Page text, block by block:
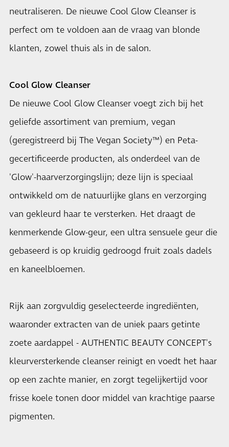
neutraliseren. De nieuwe Cool Glow Cleanser is
perfect om te voldoen aan de vraag van blonde
klanten, zowel thuis als in de salon.
Cool Glow Cleanser
De nieuwe Cool Glow Cleanser voegt zich bij het
geliefde assortiment van premium, vegan
(geregistreerd bij The Vegan Society™) en Peta-
gecertificeerde producten, als onderdeel van de
'Glow'-haarverzorgingslijn; deze lijn is speciaal
ontwikkeld om de natuurlijke glans en verzorging
van gekleurd haar te versterken. Het draagt de
kenmerkende Glow-geur, een ultra sensuele geur die
gebaseerd is op kruidig gedroogd fruit zoals dadels
en kaneelbloemen.
Rijk aan zorgvuldig geselecteerde ingrediënten,
waaronder extracten van de uniek paars getinte
zoete aardappel - AUTHENTIC BEAUTY CONCEPT's
kleurversterkende cleanser reinigt en voedt het haar
op een zachte manier, en zorgt tegelijkertijd voor
frisse koele tonen door middel van krachtige paarse
pigmenten.